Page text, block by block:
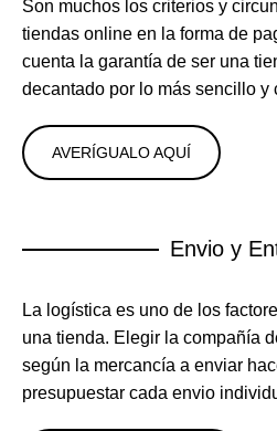
Son muchos los criterios y
tiendas online en la forma de
cuenta la garantía de ser una
decantado por lo más sencillo y
AVERÍGUALO AQUÍ
Envio y
La logística es uno de los
una tienda. Elegir la compañía
según la mercancía a enviar
presupuestar cada envio